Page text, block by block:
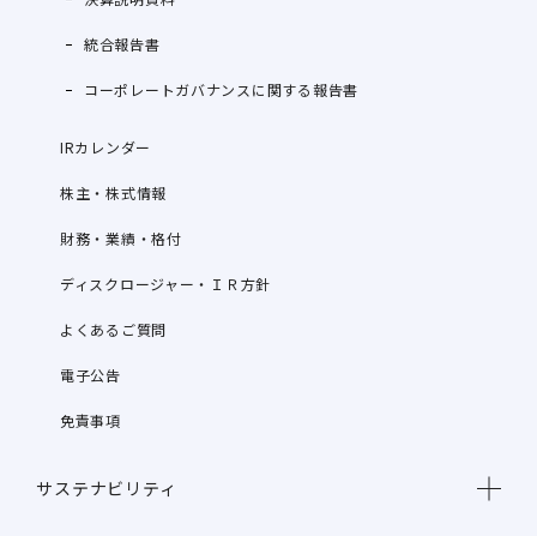
統合報告書
コーポレートガバナンスに関する報告書
IRカレンダー
株主・株式情報
財務・業績・格付
ディスクロージャー・ＩＲ方針
よくあるご質問
電子公告
免責事項
サステナビリティ